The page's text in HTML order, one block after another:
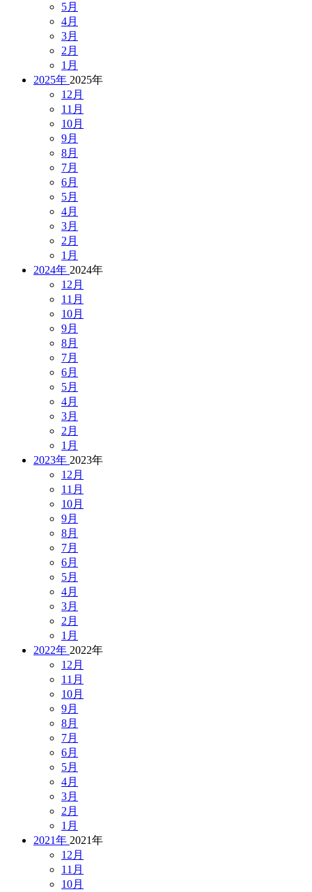
5月
4月
3月
2月
1月
2025年 2025年
12月
11月
10月
9月
8月
7月
6月
5月
4月
3月
2月
1月
2024年 2024年
12月
11月
10月
9月
8月
7月
6月
5月
4月
3月
2月
1月
2023年 2023年
12月
11月
10月
9月
8月
7月
6月
5月
4月
3月
2月
1月
2022年 2022年
12月
11月
10月
9月
8月
7月
6月
5月
4月
3月
2月
1月
2021年 2021年
12月
11月
10月